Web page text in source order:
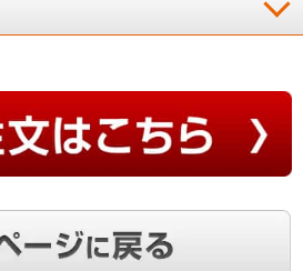
Y.T様）
気にならないところが良い。
て満足